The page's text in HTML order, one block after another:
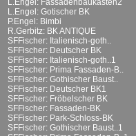
L.Engel: Fassadenbaukästen2
L.Engel: Gotischer BK
P.Engel: Bimbi
R.Gerbitz: BK ANTIQUE
SFFischer: Italienisch-goth..
SFFischer: Deutscher BK
SFFischer: Italienisch-goth..1
SFFischer: Prima Fassaden-B..
SFFischer: Gothischer Baust..
SFFischer: Deutscher BK1
SFFischer: Fröbelscher BK
SFFischer: Fassaden-BK
SFFischer: Park-Schloss-BK
SFFischer: Gothischer Baust..1